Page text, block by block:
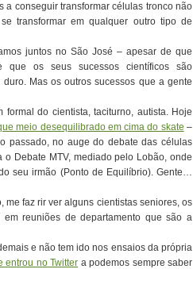
a conseguir transformar células tronco não
transformar em qualquer outro tipo de
juntos no São José – apesar de que
que os seus sucessos científicos são
Mas os outros sucessos que a gente
do cientista, taciturno, autista. Hoje
meio desequilibrado em cima do skate –
passado, no auge do debate das células
Debate MTV, mediado pelo Lobão, onde
seu irmão (Ponto de Equilíbrio). Gente…
me faz rir ver alguns cientistas seniores, os
reuniões de departamento que são a
e não tem ido nos ensaios da própria
entrou no Twitter a podemos sempre saber